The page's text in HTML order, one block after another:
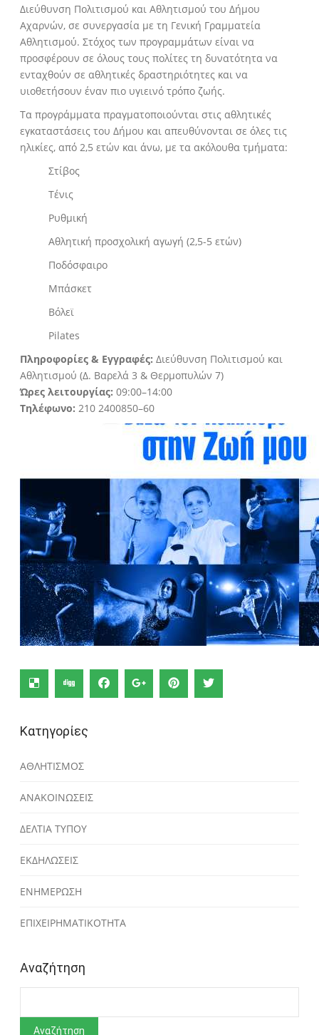
Διεύθυνση Πολιτισμού και Αθλητισμού του Δήμου
Αχαρνών, σε συνεργασία με τη Γενική Γραμματεία
Αθλητισμού. Στόχος των προγραμμάτων είναι να
προσφέρουν σε όλους τους πολίτες τη δυνατότητα να
ενταχθούν σε αθλητικές δραστηριότητες και να
υιοθετήσουν έναν πιο υγιεινό τρόπο ζωής.
Τα προγράμματα πραγματοποιούνται στις αθλητικές
εγκαταστάσεις του Δήμου και απευθύνονται σε όλες τις
ηλικίες, από 2,5 ετών και άνω, με τα ακόλουθα τμήματα:
Στίβος
Τένις
Ρυθμική
Αθλητική προσχολική αγωγή (2,5-5 ετών)
Ποδόσφαιρο
Μπάσκετ
Βόλεϊ
Pilates
Πληροφορίες & Εγγραφές:Διεύθυνση Πολιτισμού και
Αθλητισμού (Δ. Βαρελά 3 & Θερμοπυλών 7)
Ώρες λειτουργίας: 09:00–14:00
Τηλέφωνο: 210 2400850–60
Κατηγορίες
ΑΘΛΗΤΙΣΜΟΣ
ΑΝΑΚΟΙΝΩΣΕΙΣ
ΔΕΛΤΙΑ ΤΥΠΟΥ
ΕΚΔΗΛΩΣΕΙΣ
ΕΝΗΜΕΡΩΣΗ
ΕΠΙΧΕΙΡΗΜΑΤΙΚΟΤΗΤΑ
Αναζήτηση